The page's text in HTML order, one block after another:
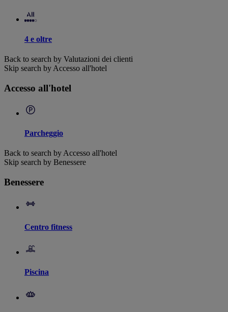
4 e oltre
Back to search by Valutazioni dei clienti
Skip search by Accesso all'hotel
Accesso all'hotel
Parcheggio
Back to search by Accesso all'hotel
Skip search by Benessere
Benessere
Centro fitness
Piscina